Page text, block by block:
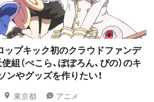
ップキック初のクラウドファンデ
組（ぺこら、ぽぽろん、ぴの）のキ
ンやグッズを作りたい！
東京都
アニメ